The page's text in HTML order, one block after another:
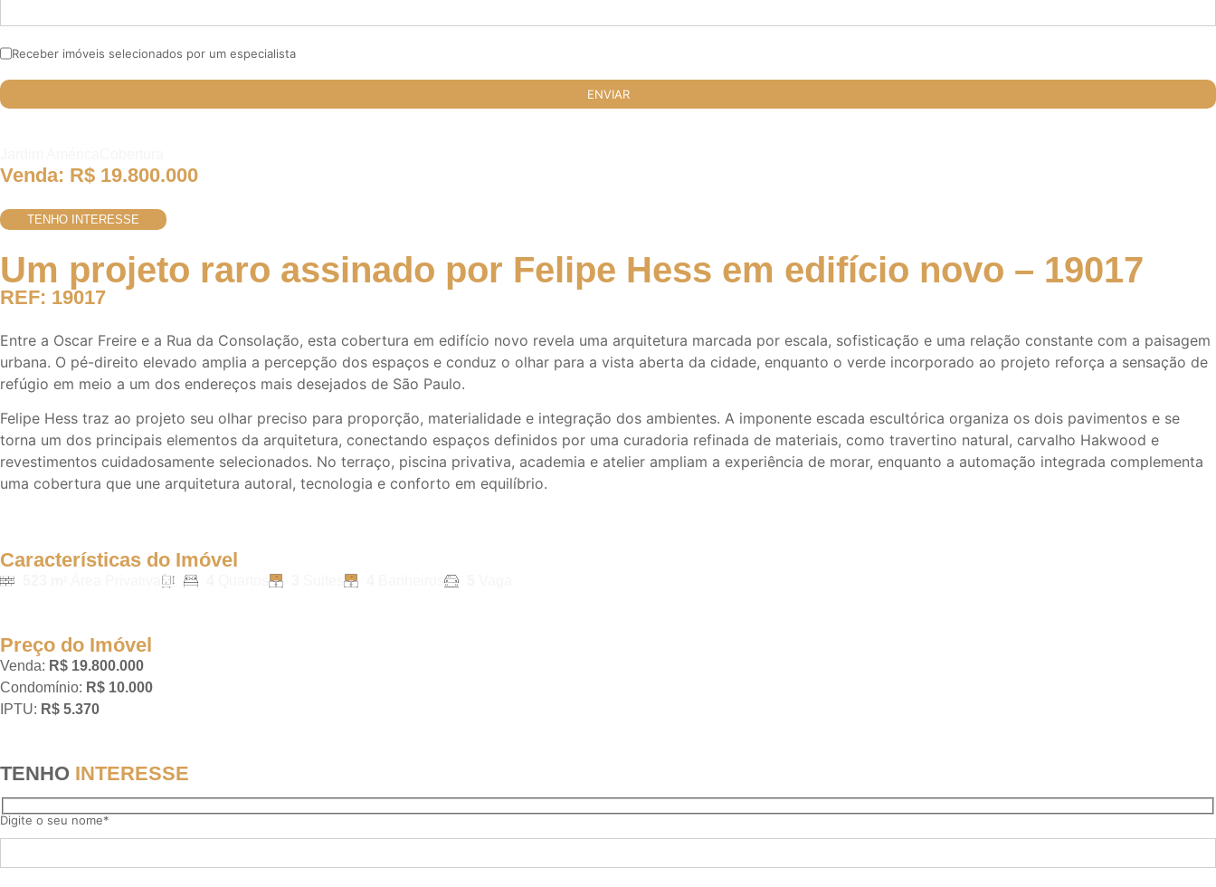
Receber imóveis selecionados por um especialista
Venda: R$ 19.800.000
TENHO INTERESSE
Um projeto raro assinado por Felipe Hess em edifício novo – 19017
REF: 19017
Entre a Oscar Freire e a Rua da Consolação, esta cobertura em edifício novo revela uma arquitetura marcada por escala, sofisticação e uma relação constante com a paisagem
urbana. O pé-direito elevado amplia a percepção dos espaços e conduz o olhar para a vista aberta da cidade, enquanto o verde incorporado ao projeto reforça a sensação de
refúgio em meio a um dos endereços mais desejados de São Paulo.
Felipe Hess traz ao projeto seu olhar preciso para proporção, materialidade e integração dos ambientes. A imponente escada escultórica organiza os dois pavimentos e se
torna um dos principais elementos da arquitetura, conectando espaços definidos por uma curadoria refinada de materiais, como travertino natural, carvalho Hakwood e
revestimentos cuidadosamente selecionados. No terraço, piscina privativa, academia e atelier ampliam a experiência de morar, enquanto a automação integrada complementa
uma cobertura que une arquitetura autoral, tecnologia e conforto em equilíbrio.
Características do Imóvel
Preço do Imóvel
Venda: R$ 19.800.000
Condomínio: R$ 10.000
IPTU: R$ 5.370
TENHO INTERESSE
Digite o seu nome*